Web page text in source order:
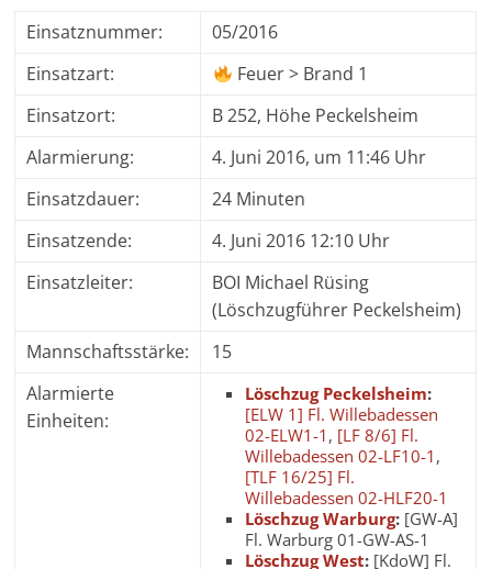
Willebadessen
Einsatznummer:
05/2016
Einsatzart:
Feuer > Brand 1
Einsatzort:
B 252, Höhe Peckelsheim
Alarmierung:
4. Juni 2016, um 11:46 Uhr
Einsatzdauer:
24 Minuten
Einsatzende:
4. Juni 2016 12:10 Uhr
Einsatzleiter:
BOI Michael Rüsing
(Löschzugführer Peckelsheim)
Mannschaftsstärke:
15
Alarmierte
Einheiten:
Löschzug Peckelsheim:
[ELW 1] Fl. Willebadessen
02-ELW1-1 , [LF 8/6] Fl.
Willebadessen 02-LF10-1 ,
[TLF 16/25] Fl.
Willebadessen 02-HLF20-1
Löschzug Warburg: [GW-A]
Fl. Warburg 01-GW-AS-1
Löschzug West: [KdoW] Fl.